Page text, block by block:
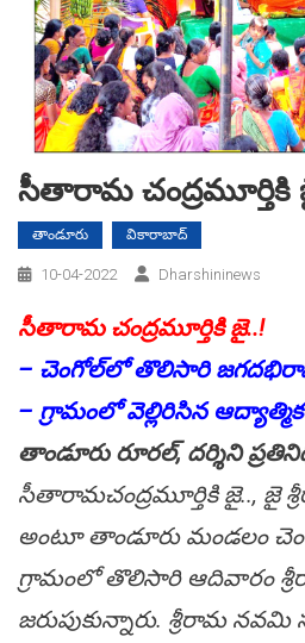
సీతారామ చంద్ర‌మూర్తికి
తాండూరు వికారాబాద్
10-04-2022 Dharshininews
సీతారామ చంద్ర‌మూర్తికి జై..!
– చెంగోల్‌లో తొలిసారి
– గ్రామంలో వెల్లిరిసిన
తాండూరు రూర‌ల్, ద‌ర్శిని
సీతారామ‌చంద్ర‌మూర్తికి జై.., జై
అంటూ తాండూరు మండ‌లం
గ్రామంలో తొలిసారి ఆదివారం
జ‌రుపుకున్నారు. శ్రీ‌రామ న‌వ‌మి